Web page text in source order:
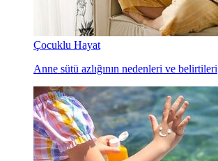
Çocuklu Hayat
Anne sütü azlığının nedenleri ve belirtileri